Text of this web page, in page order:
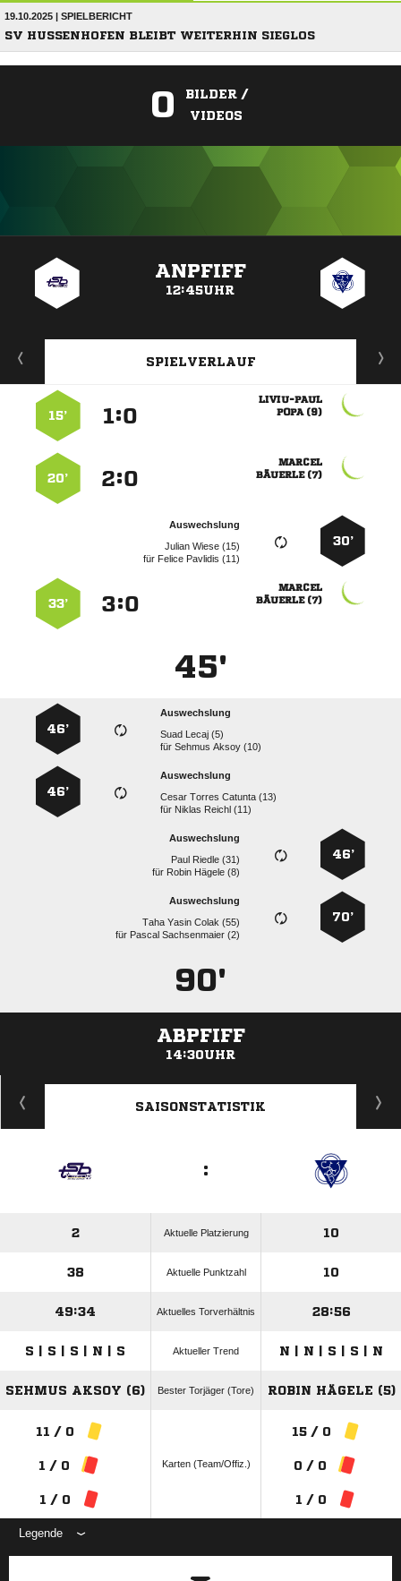
19.10.2025 | SPIELBERICHT
SV HUSSENHOFEN BLEIBT WEITERHIN SIEGLOS
0
BILDER /
VIDEOS
ANPFIFF
12:45UHR
SPIELVERLAUF

 
:
15’

 
:
20’
30’
Auswechslung
  
für   

 
:
33’
45'
Auswechslung
  
für  
46’
Auswechslung
   
für   
46’
46’
Auswechslung
  
für   
70’
Auswechslung
   
für   
90'
ABPFIFF
14:30UHR
ANZEIGE
SAISONSTATISTIK
:
2 Aktuelle Platzierung 10
38 Aktuelle Punktzahl 10
49:34 Aktuelles Torverhältnis 28:56
S | S | S | N | S Aktueller Trend N | N | S | S | N
SEHMUS AKSOY (6) Bester Torjäger (Tore) ROBIN HÄGELE (5)
11 / 0
1 / 0
1 / 0
Karten (Team/Offiz.)
15 / 0
0 / 0
1 / 0
Legende
ANZEIGE